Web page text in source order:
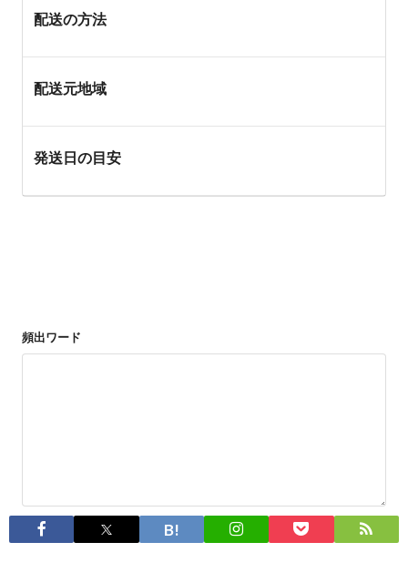
配送の方法
配送元地域
発送日の目安
頻出ワード